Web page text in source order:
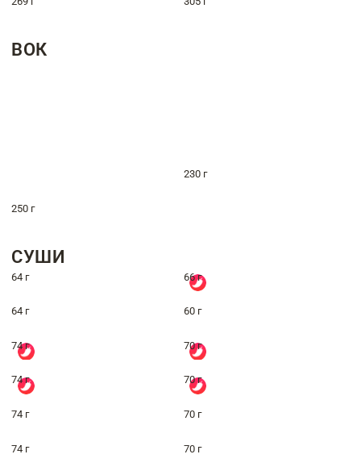
ВОК
230 г
250 г
СУШИ
64 г 66 г
64 г 60 г
74 г 70 г
74 г 70 г
74 г 70 г
74 г 70 г